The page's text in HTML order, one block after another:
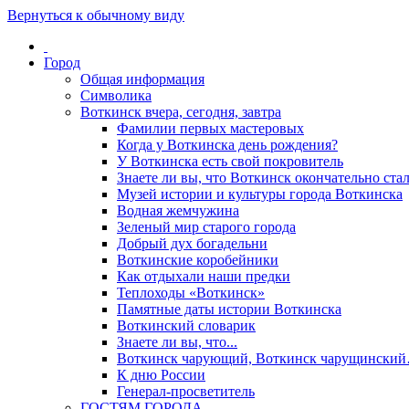
Вернуться к обычному виду
Город
Общая информация
Символика
Воткинск вчера, сегодня, завтра
Фамилии первых мастеровых
Когда у Воткинска день рождения?
У Воткинска есть свой покровитель
Знаете ли вы, что Воткинск окончательно
Музей истории и культуры города Воткинска
Водная жемчужина
Зеленый мир старого города
Добрый дух богадельни
Воткинские коробейники
Как отдыхали наши предки
Теплоходы «Воткинск»
Памятные даты истории Воткинска
Воткинский словарик
Знаете ли вы, что...
Воткинск чарующий, Воткинск
К дню России
Генерал-просветитель